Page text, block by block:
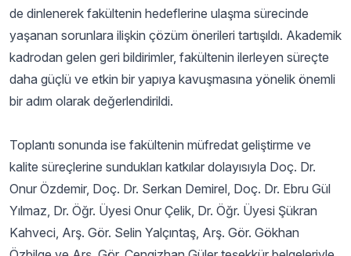
de dinlenerek fakültenin hedeflerine ulaşma sürecinde
yaşanan sorunlara ilişkin çözüm önerileri tartışıldı. Akademik
kadrodan gelen geri bildirimler, fakültenin ilerleyen süreçte
daha güçlü ve etkin bir yapıya kavuşmasına yönelik önemli
bir adım olarak değerlendirildi.
Toplantı sonunda ise fakültenin müfredat geliştirme ve
kalite süreçlerine sundukları katkılar dolayısıyla Doç. Dr.
Onur Özdemir, Doç. Dr. Serkan Demirel, Doç. Dr. Ebru Gül
Yılmaz, Dr. Öğr. Üyesi Onur Çelik, Dr. Öğr. Üyesi Şükran
Kahveci, Arş. Gör. Selin Yalçıntaş, Arş. Gör. Gökhan